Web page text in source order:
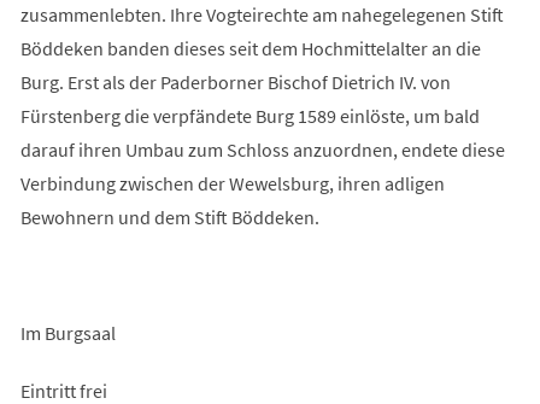
zusammenlebten. Ihre Vogteirechte am nahegelegenen Stift
Böddeken banden dieses seit dem Hochmittelalter an die
Burg. Erst als der Paderborner Bischof Dietrich IV. von
Fürstenberg die verpfändete Burg 1589 einlöste, um bald
darauf ihren Umbau zum Schloss anzuordnen, endete diese
Verbindung zwischen der Wewelsburg, ihren adligen
Bewohnern und dem Stift Böddeken.
Im Burgsaal
Eintritt frei